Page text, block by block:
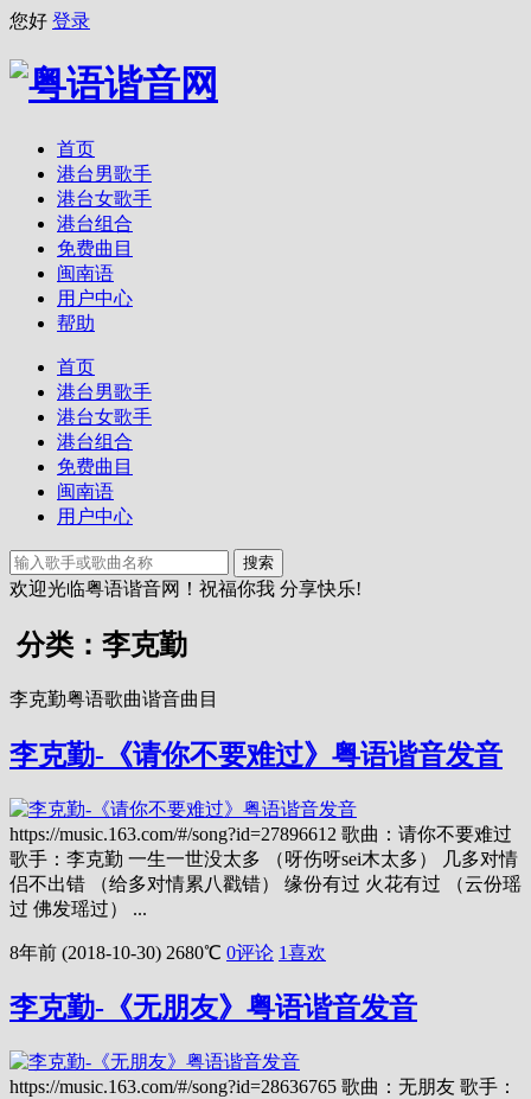
您好 登录
首页
港台男歌手
港台女歌手
港台组合
免费曲目
闽南语
用户中心
帮助
首页
港台男歌手
港台女歌手
港台组合
免费曲目
闽南语
用户中心
搜索
欢迎光临粤语谐音网！祝福你我 分享快乐!
分类：李克勤
李克勤粤语歌曲谐音曲目
李克勤-《请你不要难过》粤语谐音发音
https://music.163.com/#/song?id=27896612 歌曲：请你不要难过
歌手：李克勤 一生一世没太多 （呀伤呀sei木太多） 几多对情
侣不出错 （给多对情累八戳错） 缘份有过 火花有过 （云份瑶
过 佛发瑶过） ...
8年前 (2018-10-30) 2680℃ 0评论 1喜欢
李克勤-《无朋友》粤语谐音发音
https://music.163.com/#/song?id=28636765 歌曲：无朋友 歌手：